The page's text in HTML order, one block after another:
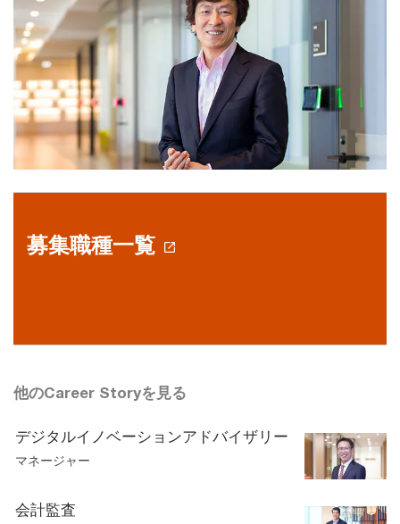
募集職種一覧
他のCareer Storyを見る
デジタルイノベーションアドバイザリー
マネージャー
会計監査